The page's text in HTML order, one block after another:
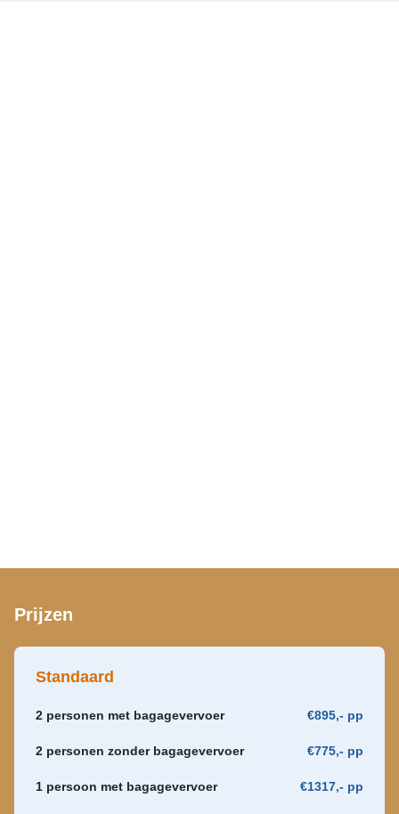
Prijzen
Standaard
2 personen met bagagevervoer €895,- pp
2 personen zonder bagagevervoer €775,- pp
1 persoon met bagagevervoer €1317,- pp